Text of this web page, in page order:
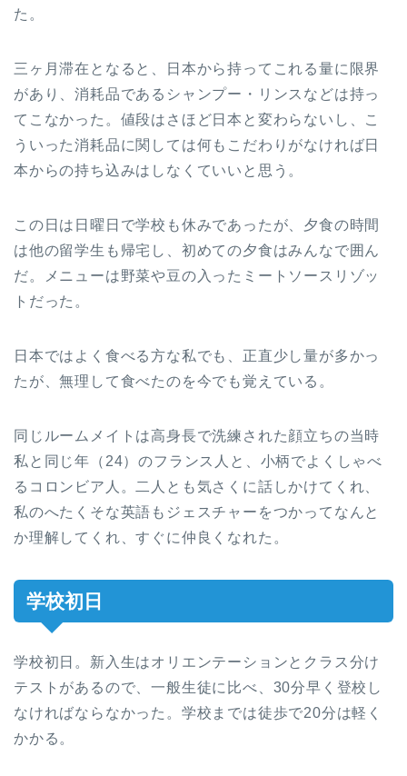
た。
三ヶ月滞在となると、日本から持ってこれる量に限界
があり、消耗品であるシャンプー・リンスなどは持っ
てこなかった。値段はさほど日本と変わらないし、こ
ういった消耗品に関しては何もこだわりがなければ日
本からの持ち込みはしなくていいと思う。
この日は日曜日で学校も休みであったが、夕食の時間
は他の留学生も帰宅し、初めての夕食はみんなで囲ん
だ。メニューは野菜や豆の入ったミートソースリゾッ
トだった。
日本ではよく食べる方な私でも、正直少し量が多かっ
たが、無理して食べたのを今でも覚えている。
同じルームメイトは高身長で洗練された顔立ちの当時
私と同じ年（24）のフランス人と、小柄でよくしゃべ
るコロンビア人。二人とも気さくに話しかけてくれ、
私のへたくそな英語もジェスチャーをつかってなんと
か理解してくれ、すぐに仲良くなれた。
学校初日
学校初日。新入生はオリエンテーションとクラス分け
テストがあるので、一般生徒に比べ、30分早く登校し
なければならなかった。学校までは徒歩で20分は軽く
かかる。